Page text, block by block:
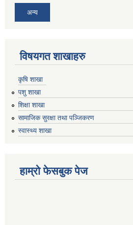
अन्य
विषयगत शाखाहरु
कृषि शाखा
पशु शाखा
शिक्षा शाखा
सामाजिक सुरक्षा तथा पञ्जिकरण
स्वास्थ्य शाखा
हाम्रो फेसबुक पेज